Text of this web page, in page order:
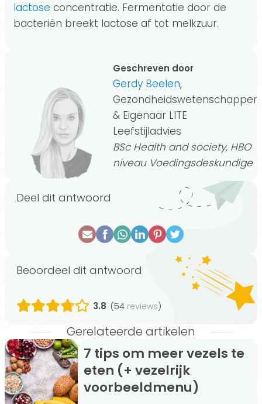
lactose concentratie. Fermentatie door de
bacteriën breekt lactose af tot melkzuur.
Geschreven door
Gerdy Beelen,
Gezondheidswetenschapper
& Eigenaar LITE
Leefstijladvies
BSc Health and society, HBO
niveau Voedingsdeskundige
Deel dit antwoord
Beoordeel dit antwoord
3.8 (54 reviews)
Gerelateerde artikelen
7 tips om meer vezels te
eten (+ vezelrijk
voorbeeldmenu)